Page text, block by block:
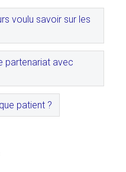
voulu savoir sur les
partenariat avec
patient ?